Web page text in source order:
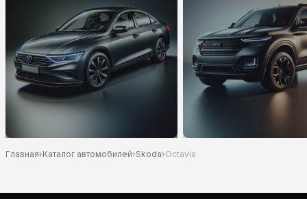
Главная›Каталог автомобилей›Skoda›Octavia